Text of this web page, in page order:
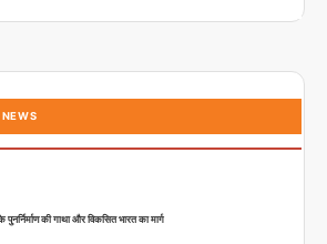
पुनर्निर्माण की गाथा और विकसित भारत का मार्ग